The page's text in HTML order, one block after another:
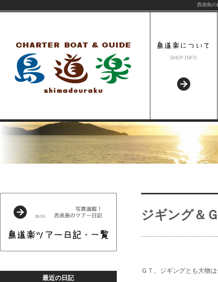
西表島の
最近の日記
ジギング＆
ＧＴ、ジギングとも大物